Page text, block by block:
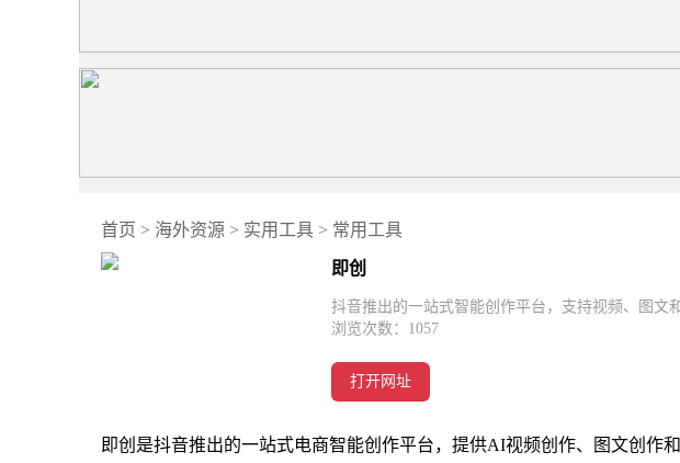
首页 > 海外资源 > 实用工具 > 常用工具
即创
抖音推出的一站式智能创作平台，支持视频、图文
浏览次数： 1057
打开网址
即创是抖音推出的一站式电商智能创作平台，提供AI视频创作、图文创作